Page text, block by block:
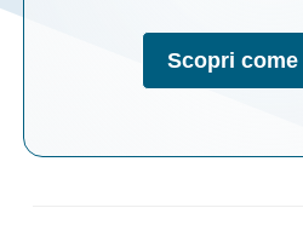
Scopri come